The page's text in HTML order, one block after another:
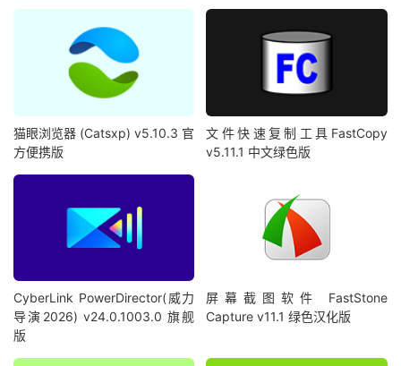
猫眼浏览器 (Catsxp) v5.10.3 官
方便携版
文件快速复制工具FastCopy
v5.11.1 中文绿色版
CyberLink PowerDirector(威力
导演2026) v24.0.1003.0 旗舰
版
屏幕截图软件 FastStone
Capture v11.1 绿色汉化版